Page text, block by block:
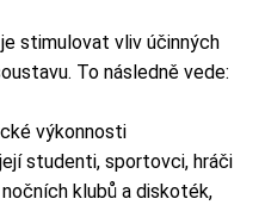
stimulovat vliv účinných
To následně vede:
výkonnosti
studenti, sportovci, hráči
klubů a diskoték,